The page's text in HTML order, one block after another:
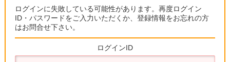
ログインに失敗している可能性があります。再度ログイン
ID・パスワードをご入力いただくか、登録情報をお忘れの方
はお問合せ下さい。
ログインID